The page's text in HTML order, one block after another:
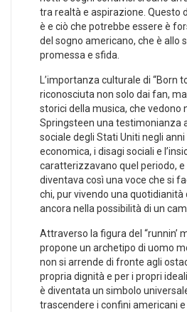
tra realtà e aspirazione. Questo
è e ciò che potrebbe essere è
del sogno americano, che è allo
promessa e sfida.
L’importanza culturale di “Born
riconosciuta non​ solo dai fan,
storici della musica, ⁣che vedono⁤
Springsteen una testimonianza
sociale degli Stati Uniti negli anni
economica, i‌ disagi sociali ⁤e
caratterizzavano quel periodo, ⁢e
diventava così una voce che si
⁢chi, pur⁤ vivendo una⁤ quotidianità
ancora⁢ nella possibilità di un
Attraverso la figura del “runnin’
propone un archetipo di uomo⁤
non ‍si arrende di ‌fronte agli⁤
propria dignità e per i propri
è diventata un⁤ simbolo
trascendere​ i confini americani